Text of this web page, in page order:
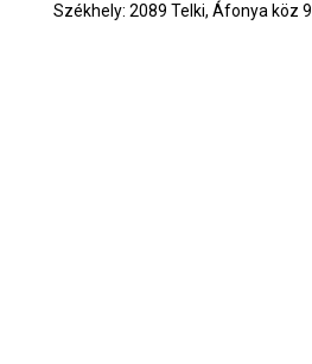
Székhely: 2089 Telki, Áfonya köz 9.